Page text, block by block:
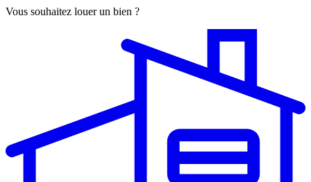
Vous souhaitez louer un bien ?